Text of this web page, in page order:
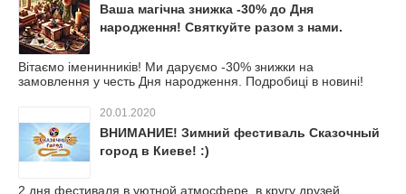
Ваша магічна знижка -30% до Дня
народження! Святкуйте разом з нами.
Вітаємо іменинників! Ми даруємо -30% знижки на
замовлення у честь Дня народження. Подробиці в новині!
20.01.2020
ВНИМАНИЕ! Зимний фестиваль Сказочный
город в Киеве! :)
2 дня фестиваля в уютной атмосфере, в кругу друзей.